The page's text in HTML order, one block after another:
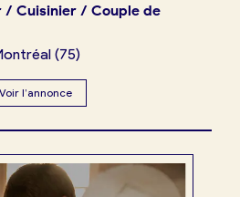
/ Cuisinier / Couple de
(75)
Voir l’annonce